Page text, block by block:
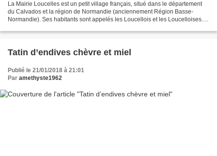
La Mairie Loucelles est un petit village français, situé dans le département
du Calvados et la région de Normandie (anciennement Région Basse-
Normandie). Ses habitants sont appelés les Loucellois et les Loucelloises.
Tatin d’endives chèvre et miel
Publié le 21/01/2018 à 21:01
Par amethyste1962